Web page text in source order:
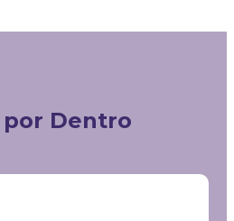
por Dentro